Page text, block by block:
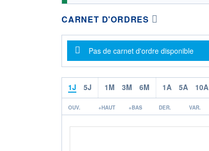
CARNET D'ORDRES
Message d'information
Pas de carnet d'ordre disponible
1J 5J 1M 3M 6M 1A 5A 10A
OUV. +HAUT +BAS DER. VAR.